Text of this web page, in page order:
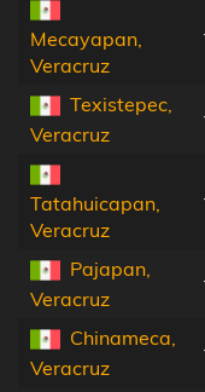
Mecayapan,
Veracruz
Texistepec,
Veracruz
Tatahuicapan,
Veracruz
Pajapan,
Veracruz
Chinameca,
Veracruz